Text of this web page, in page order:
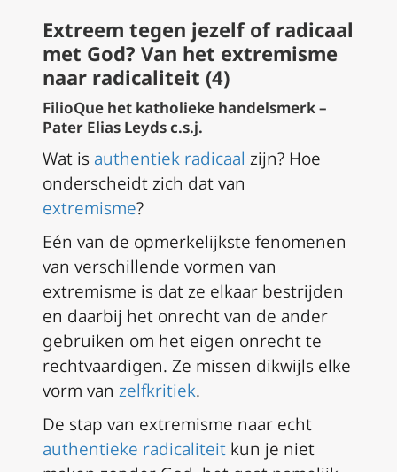
Extreem tegen jezelf of radicaal
met God? Van het extremisme
naar radicaliteit (4)
FilioQue het katholieke handelsmerk –
Pater Elias Leyds c.s.j.
Wat is authentiek radicaal zijn? Hoe
onderscheidt zich dat van
extremisme?
Eén van de opmerkelijkste fenomenen
van verschillende vormen van
extremisme is dat ze elkaar bestrijden
en daarbij het onrecht van de ander
gebruiken om het eigen onrecht te
rechtvaardigen. Ze missen dikwijls elke
vorm van zelfkritiek.
De stap van extremisme naar echt
authentieke radicaliteit kun je niet